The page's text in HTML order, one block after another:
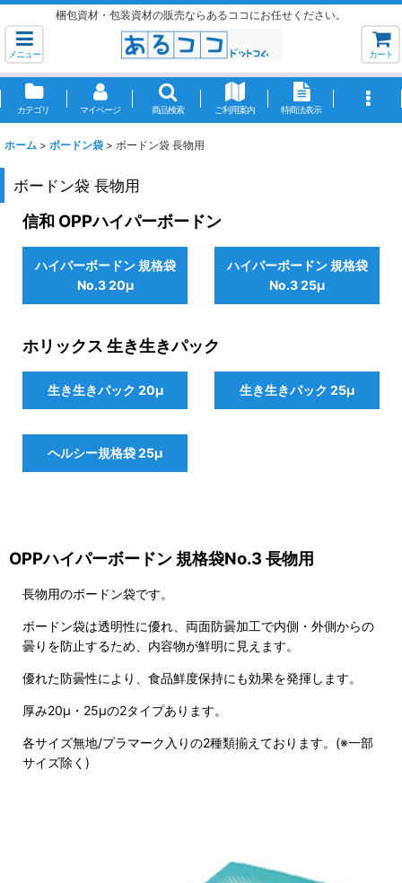
梱包資材・包装資材の販売ならあるココにお任せください。
メニュー カート
カテゴリ マイページ 商品検索 ご利用案内 特商法表示
ホーム > ボードン袋 > ボードン袋 長物用
ボードン袋 長物用
信和 OPPハイパーボードン
ハイパーボードン 規格袋
No.3 20μ
ハイパーボードン 規格袋
No.3 25μ
ホリックス 生き生きパック
生き生きパック 20μ 生き生きパック 25μ
ヘルシー規格袋 25μ
OPPハイパーボードン 規格袋No.3 長物用
長物用のボードン袋です。
ボードン袋は透明性に優れ、両面防曇加工で内側・外側からの
曇りを防止するため、内容物が鮮明に見えます。
優れた防曇性により、食品鮮度保持にも効果を発揮します。
厚み20μ・25μの2タイプあります。
各サイズ無地/プラマーク入りの2種類揃えております。(※一部
サイズ除く)